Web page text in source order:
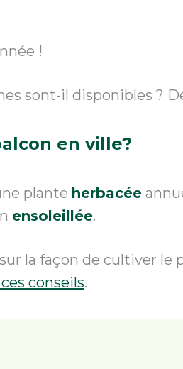
!
sont-il disponibles ?
en ville?
plante herbacée
ensoleillée.
la façon de cultiver le
conseils.